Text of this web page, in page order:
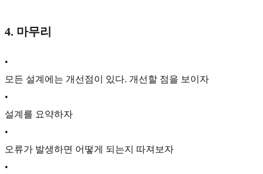
4. 마무리
•
모든 설계에는 개선점이 있다. 개선할 점을 보이자
•
설계를 요약하자
•
오류가 발생하면 어떻게 되는지 따져보자
•